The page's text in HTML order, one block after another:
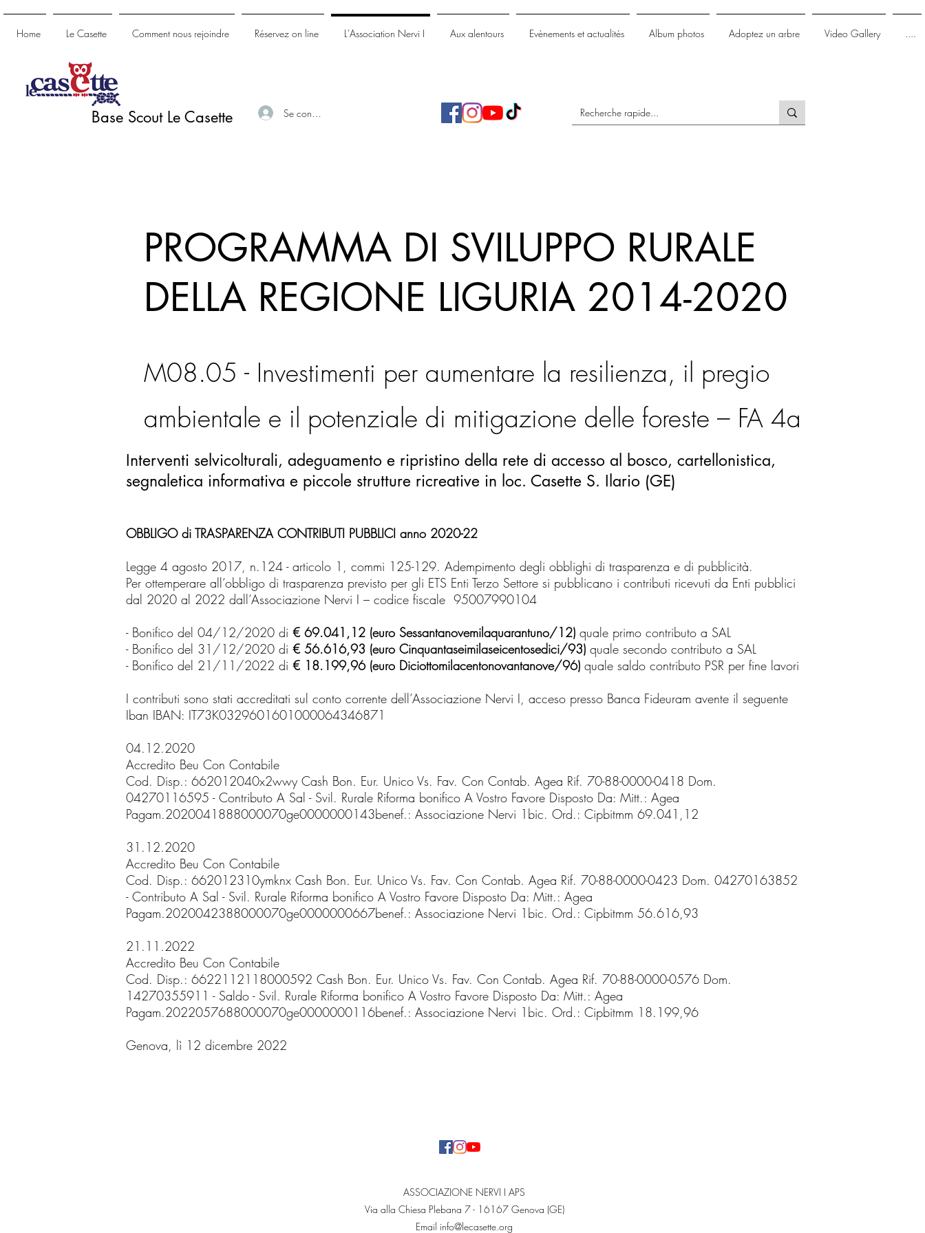
Home Le Casette Comment nous rejoindre Réservez on line L'Association Nervi I Aux alentours Evènements et actualités Album photos Adoptez un arbre Video Gallery ....
Base Scout Le Casette Se connecter
PROGRAMMA DI SVILUPPO RURALE
DELLA REGIONE LIGURIA 2014-2020
M08.05 - Investimenti per aumentare la resilienza, il pregio
ambientale e il potenziale di mitigazione delle foreste – FA 4a
Interventi selvicolturali, adeguamento e ripristino della rete di accesso al bosco, cartellonistica,
segnaletica informativa e piccole strutture ricreative in loc. Casette S. Ilario (GE)
OBBLIGO di TRASPARENZA CONTRIBUTI PUBBLICI anno 2020-22
Legge 4 agosto 2017, n.124 - articolo 1, commi 125-129. Adempimento degli obblighi di trasparenza e di pubblicità.
Per ottemperare all’obbligo di trasparenza previsto per gli ETS Enti Terzo Settore si pubblicano i contributi ricevuti da Enti pubblici
dal 2020 al 2022 dall’Associazione Nervi I – codice fiscale 95007990104
- Bonifico del 04/12/2020 di € 69.041,12 (euro Sessantanovemilaquarantuno/12) quale primo contributo a SAL
- Bonifico del 31/12/2020 di € 56.616,93 (euro Cinquantaseimilaseicentosedici/93) quale secondo contributo a SAL
- Bonifico del 21/11/2022 di € 18.199,96 (euro Diciottomilacentonovantanove/96) quale saldo contributo PSR per fine lavori
I contributi sono stati accreditati sul conto corrente dell’Associazione Nervi I, acceso presso Banca Fideuram avente il seguente
Iban IBAN: IT73K0329601601000064346871
04.12.2020
Accredito Beu Con Contabile
Cod. Disp.: 662012040x2wwy Cash Bon. Eur. Unico Vs. Fav. Con Contab. Agea Rif. 70-88-0000-0418 Dom.
04270116595 - Contributo A Sal - Svil. Rurale Riforma bonifico A Vostro Favore Disposto Da: Mitt.: Agea
Pagam.2020041888000070ge0000000143benef.: Associazione Nervi 1bic. Ord.: Cipbitmm 69.041,12
31.12.2020
Accredito Beu Con Contabile
Cod. Disp.: 662012310ymknx Cash Bon. Eur. Unico Vs. Fav. Con Contab. Agea Rif. 70-88-0000-0423 Dom. 04270163852
- Contributo A Sal - Svil. Rurale Riforma bonifico A Vostro Favore Disposto Da: Mitt.: Agea
Pagam.2020042388000070ge0000000667benef.: Associazione Nervi 1bic. Ord.: Cipbitmm 56.616,93
21.11.2022
Accredito Beu Con Contabile
Cod. Disp.: 6622112118000592 Cash Bon. Eur. Unico Vs. Fav. Con Contab. Agea Rif. 70-88-0000-0576 Dom.
14270355911 - Saldo - Svil. Rurale Riforma bonifico A Vostro Favore Disposto Da: Mitt.: Agea
Pagam.2022057688000070ge0000000116benef.: Associazione Nervi 1bic. Ord.: Cipbitmm 18.199,96
Genova, lì 12 dicembre 2022
ASSOCIAZIONE NERVI I APS
Via alla Chiesa Plebana 7 - 16167 Genova (GE)
Email info@lecasette.org